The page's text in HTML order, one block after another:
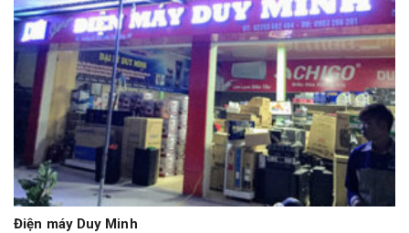
Điện máy Duy Minh